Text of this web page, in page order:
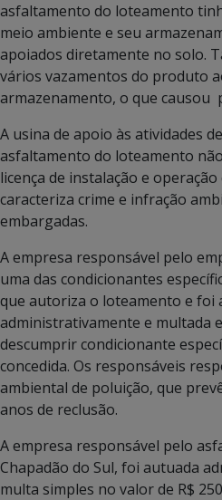
asfaltamento do loteamento
meio ambiente e seu
apoiados diretamente no solo.
vários vazamentos do produto
armazenamento, o que causou
A usina de apoio às atividades
asfaltamento do loteamento
licença de instalação e
caracteriza crime e infração
embargadas.
A empresa responsável pelo
uma das condicionantes
que autoriza o loteamento e foi
administrativamente e multada
descumprir condicionante
concedida. Os responsáveis
ambiental de poluição, que
anos de reclusão.
A empresa responsável pelo
Chapadão do Sul, foi autuada
multa simples no valor de R$